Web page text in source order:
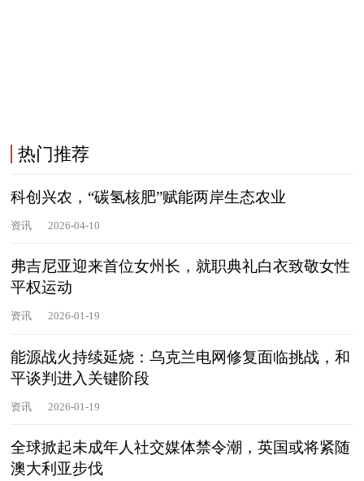
热门推荐
科创兴农，“碳氢核肥”赋能两岸生态农业
资讯 2026-04-10
弗吉尼亚迎来首位女州长，就职典礼白衣致敬女性
平权运动
资讯 2026-01-19
能源战火持续延烧：乌克兰电网修复面临挑战，和
平谈判进入关键阶段
资讯 2026-01-19
全球掀起未成年人社交媒体禁令潮，英国或将紧随
澳大利亚步伐